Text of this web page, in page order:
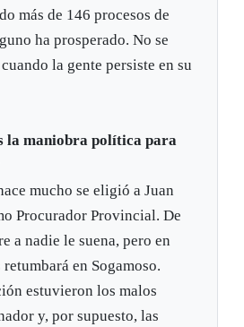
más de 146 procesos de
ha prosperado. No se
la gente persiste en su
la maniobra política para
mucho se eligió a Juan
Procurador Provincial. De
a nadie le suena, pero en
en Sogamoso.
estuvieron los malos
y, por supuesto, las